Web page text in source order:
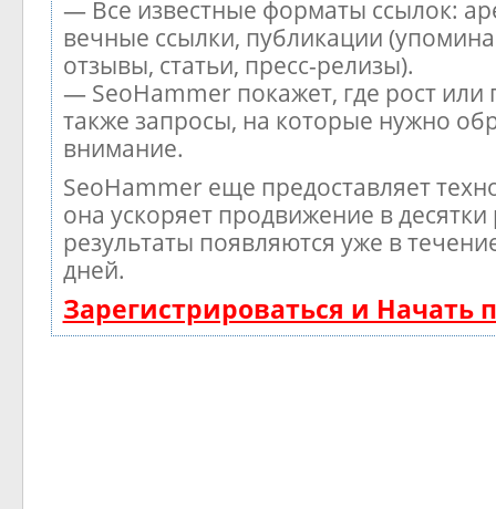
— Все известные форматы ссылок:
вечные ссылки, публикации
отзывы, статьи, пресс-релизы).
— SeoHammer покажет, где рост или
также запросы, на которые нужно
внимание.
SeoHammer еще предоставляет
она ускоряет продвижение в
результаты появляются уже в
дней.
Зарегистрироваться и Начать